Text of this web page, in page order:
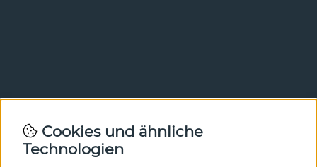
Newsletter
In unserem Newsletter erfahren Sie vor allen anderen
Cookies und ähnliche
Technologien